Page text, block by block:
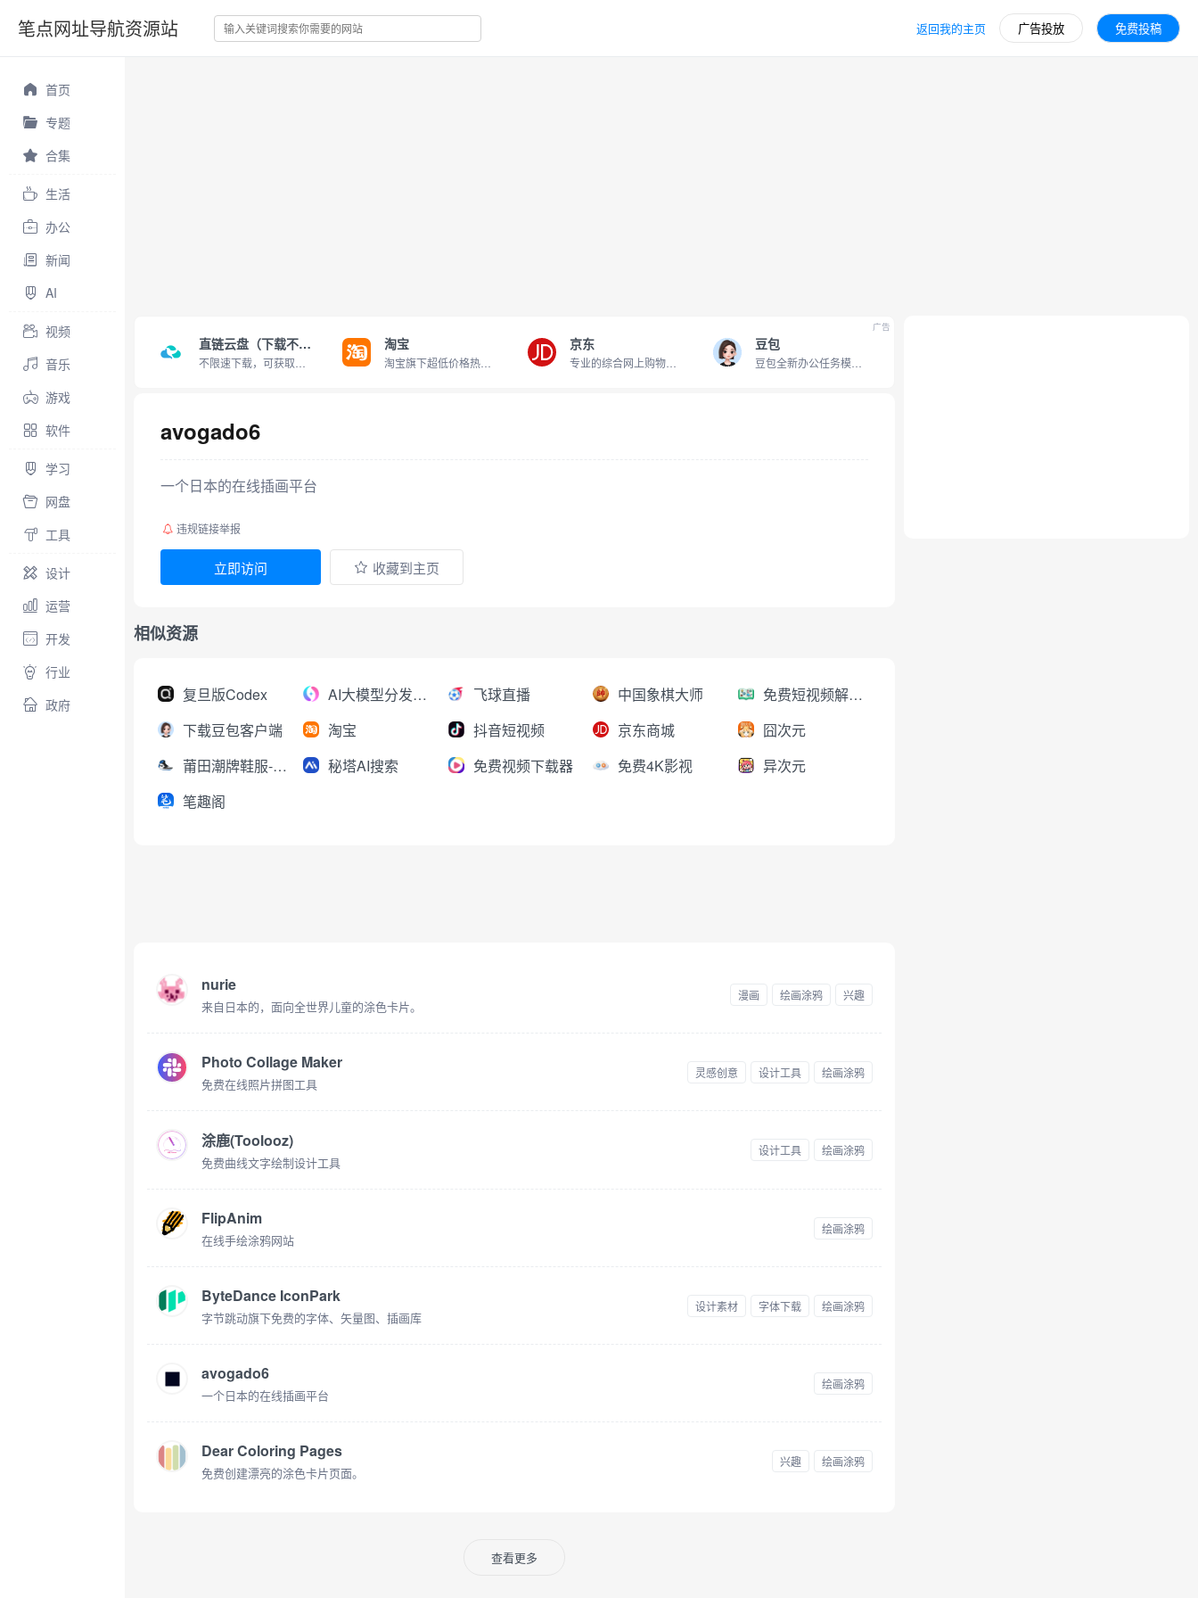
笔点网址导航资源站 返回我的主页 广告投放 免费投稿
首页
专题
合集
生活
办公
新闻
AI
视频
音乐
游戏
软件
学习
网盘
工具
设计
运营
开发
行业
政府
直链云盘（下载不限速） 淘宝 京东 豆包
广告
avogado6
一个日本的在线插画平台
违规链接举报
立即访问 收藏到主页
相似资源
复旦版Codex AI大模型分发平台 飞球直播 中国象棋大师
免费短视频解析下载
下载豆包客户端
淘宝 抖音短视频 京东商城
囧次元
莆田潮牌鞋服-工厂直销
秘塔AI搜索 免费视频下载器 免费4K影视
异次元
笔趣阁
nurie
来自日本的，面向全世界儿童的涂色卡片。
漫画 绘画涂鸦 兴趣
Photo Collage Maker
免费在线照片拼图工具
灵感创意 设计工具 绘画涂鸦
涂鹿(Toolooz)
免费曲线文字绘制设计工具
设计工具 绘画涂鸦
FlipAnim
在线手绘涂鸦网站
绘画涂鸦
ByteDance IconPark
字节跳动旗下免费的字体、矢量图、插画库
设计素材 字体下载 绘画涂鸦
avogado6
一个日本的在线插画平台
绘画涂鸦
Dear Coloring Pages
免费创建漂亮的涂色卡片页面。
兴趣 绘画涂鸦
查看更多